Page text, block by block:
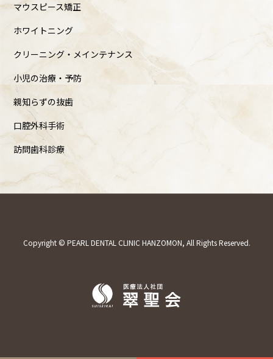
マウスピース矯正
ホワイトニング
クリーニング・メインテナンス
小児の治療・予防
親知らずの抜歯
口腔外科手術
訪問歯科診療
Copyright © PEARL DENTAL CLINIC HANZOMON, All Rights Reserved.